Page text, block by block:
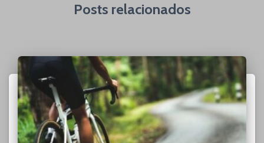
Posts relacionados